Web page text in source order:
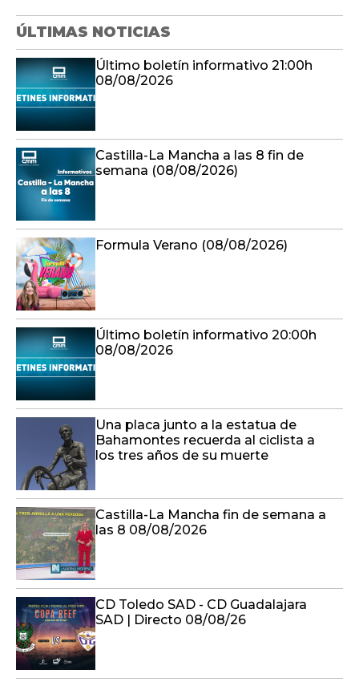
ÚLTIMAS NOTICIAS
Último boletín informativo 21:00h
08/08/2026
Castilla-La Mancha a las 8 fin de
semana (08/08/2026)
Formula Verano (08/08/2026)
Último boletín informativo 20:00h
08/08/2026
Una placa junto a la estatua de
Bahamontes recuerda al ciclista a
los tres años de su muerte
Castilla-La Mancha fin de semana a
las 8 08/08/2026
CD Toledo SAD - CD Guadalajara
SAD | Directo 08/08/26